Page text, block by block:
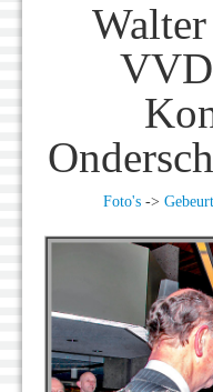
Foto's ->